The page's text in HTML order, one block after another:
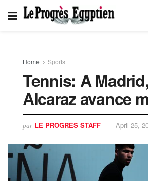
Home Sports
Tennis: A Madrid,
Alcaraz avance
par LE PROGRES STAFF April 25,